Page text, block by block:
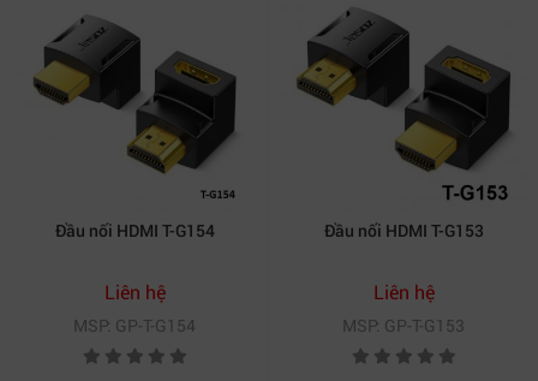
Đầu nối HDMI T-G154
Liên hệ
MSP: GP-T-G154
Đầu nối HDMI T-G153
Liên hệ
MSP: GP-T-G153